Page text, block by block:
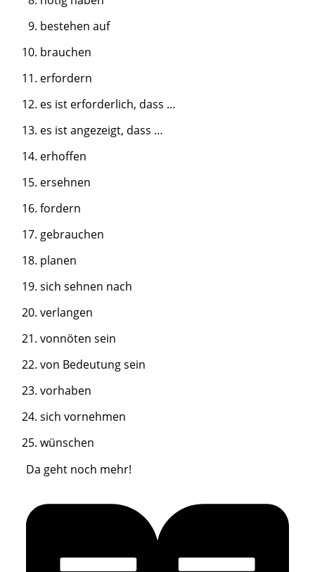
bestehen auf
brauchen
erfordern
es ist erforderlich, dass …
es ist angezeigt, dass …
erhoffen
ersehnen
fordern
gebrauchen
planen
sich sehnen nach
verlangen
vonnöten sein
von Bedeutung sein
vorhaben
sich vornehmen
wünschen
Da geht noch mehr!